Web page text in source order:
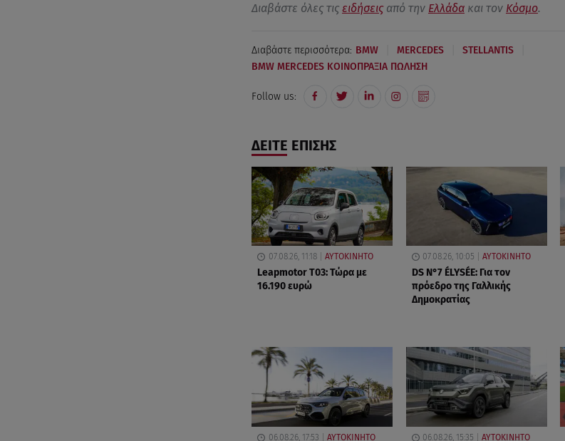
Διαβάστε όλες τις ειδήσειςαπό την Ελλάδακαι τον Κόσμο.
Διαβάστε περισσότερα: BMW MERCEDES STELLANTIS
BMW MERCEDES ΚΟΙΝΟΠΡΑΞΙΑ ΠΩΛΗΣΗ
Follow us:
ΔΕΙΤΕ ΕΠΙΣΗΣ
07.08.26, 11:18 ΑΥΤΟΚΙΝΗΤΟ
Leapmotor T03: Τώρα με
16.190 ευρώ
07.08.26, 10:05 ΑΥΤΟΚΙΝΗΤΟ
DS N°7 ÉLYSÉE: Για τον
πρόεδρο της Γαλλικής
Δημοκρατίας
06.08.26, 17:53 ΑΥΤΟΚΙΝΗΤΟ 06.08.26, 15:35 ΑΥΤΟΚΙΝΗΤΟ